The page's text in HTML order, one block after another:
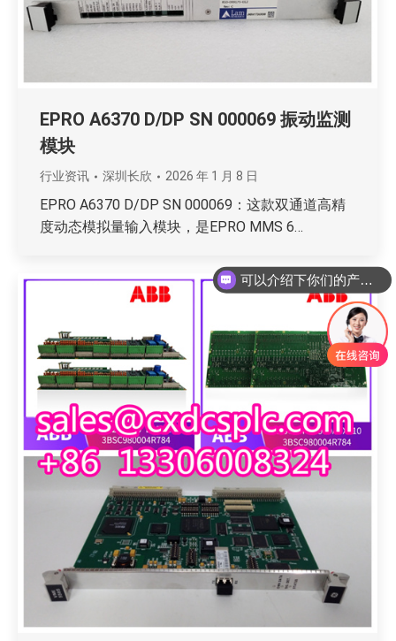
EPRO A6370 D/DP SN 000069 振动监测
模块
行业资讯 深圳长欣 2026 年 1 月 8 日
EPRO A6370 D/DP SN 000069：这款双通道高精
度动态模拟量输入模块，是EPRO MMS 6…
你们是怎么收费的呢